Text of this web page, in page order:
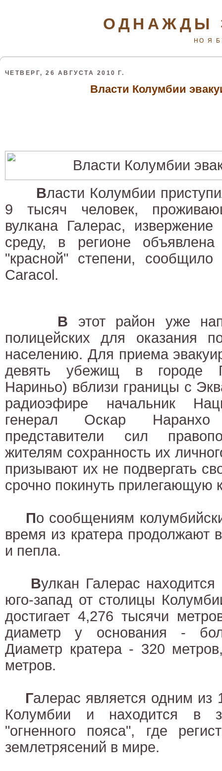
ОДНАЖДЫ
НО Я
ЧЕТВЕРГ, 26 АВГУСТА 2010 Г.
Власти Колумбии
Власти Колумбии
9 тысяч человек,
вулкана Галерас, извержение
среду, в регионе
"красной" степени, сообщило
Caracol.
В этот район уже
полицейских для оказания
населению. Для приема
девять убежищ в городе
Нариньо) вблизи границы с
радиоэфире начальник
генерал Оскар
представители сил
жителям сохранность их
призывают их не подвергать
срочно покинуть прилегающую
По сообщениям
время из кратера продолжают
и пепла.
Вулкан Галерас
юго-запад от столицы
достигает 4,276 тысячи
диаметр у основания -
Диаметр кратера - 320
метров.
Галерас является одним из
Колумбии и находится в
"огненного пояса", где
землетрясений в мире.